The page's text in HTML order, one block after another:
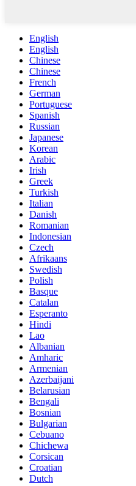
English
English
Chinese
Chinese
French
German
Portuguese
Spanish
Russian
Japanese
Korean
Arabic
Irish
Greek
Turkish
Italian
Danish
Romanian
Indonesian
Czech
Afrikaans
Swedish
Polish
Basque
Catalan
Esperanto
Hindi
Lao
Albanian
Amharic
Armenian
Azerbaijani
Belarusian
Bengali
Bosnian
Bulgarian
Cebuano
Chichewa
Corsican
Croatian
Dutch